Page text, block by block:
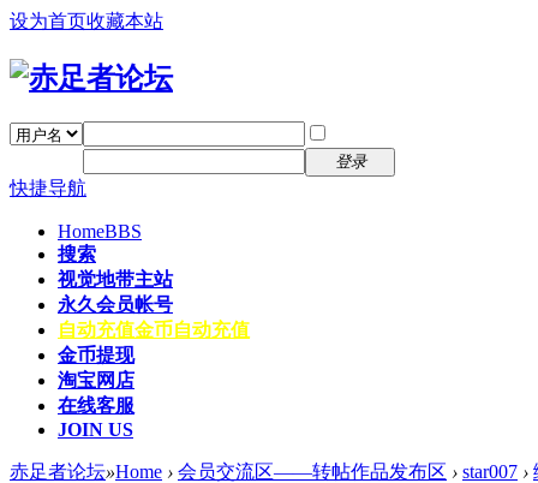
设为首页收藏本站
登录
快捷导航
HomeBBS
搜索
视觉地带主站
永久会员帐号
自动充值金币自动充值
金币提现
淘宝网店
在线客服
JOIN US
赤足者论坛»Home › 会员交流区——转帖作品发布区 › star007 ›